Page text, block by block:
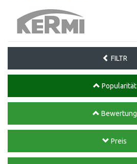
FILTR
Popularität
Bewertung
Preis